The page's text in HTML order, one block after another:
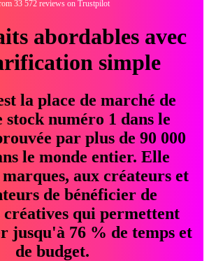
33 572 reviews on Trustpilot
abordables avec
simple
la place de marché de
stock numéro 1 dans le
par plus de 90 000
le monde entier. Elle
aux créateurs et
de bénéficier de
créatives qui permettent
jusqu'à 76 % de temps et
de budget.